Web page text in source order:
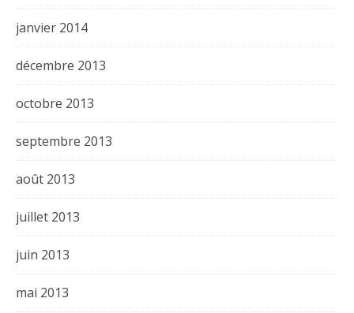
janvier 2014
décembre 2013
octobre 2013
septembre 2013
août 2013
juillet 2013
juin 2013
mai 2013